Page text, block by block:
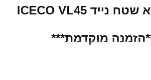
מקרר ומקפיא שטח נייד ICECO VL45